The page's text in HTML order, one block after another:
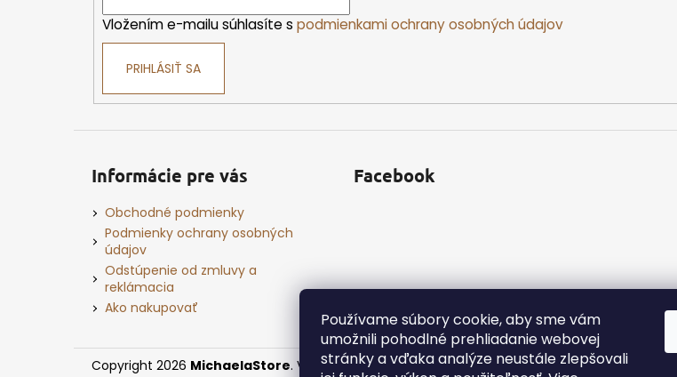
Používame súbory cookie, aby sme vám
umožnili pohodlné prehliadanie webovej
stránky a vďaka analýze neustále zlepšovali
Vložením e-mailu súhlasíte s podmienkami ochrany osobných údajov
PRIHLÁSIŤ SA
Informácie pre vás
Obchodné podmienky
Podmienky ochrany osobných
údajov
Odstúpenie od zmluvy a
reklámacia
Ako nakupovať
Facebook
Copyright 2026 MichaelaStore. Všetky práva vyhradené.Upraviť nastavenie cookies